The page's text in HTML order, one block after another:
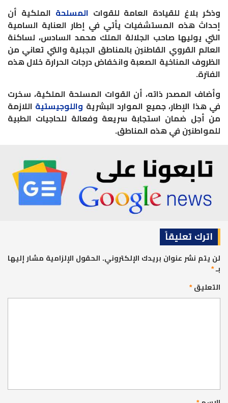
وذكر بلاغ للقيادة العامة للقوات المسلحة الملكية أن
إحداث هذه المستشفيات يأتي في إطار العناية السامية
التي يوليها صاحب الجلالة الملك محمد السادس، لساكنة
العالم القروي القاطنين بالمناطق الجبلية والتي تعاني من
الظروف المناخية الصعبة وانخفاض درجات الحرارة خلال هذه
الفترة.
وأضاف المصدر ذاته، أن القوات المسلحة الملكية، سخرت
في هذا الإطار، جميع الموارد البشرية واللوجيستية اللازمة
من أجل ضمان استجابة سريعة وفعالة للحاجيات الطبية
للمواطنين في هذه المناطق.
اترك تعليقاً
لن يتم نشر عنوان بريدك الإلكتروني. الحقول الإلزامية مشار إليها
بـ*
التعليق*